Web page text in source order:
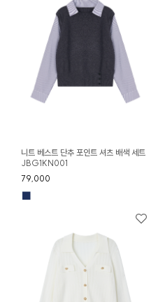
니트 베스트 단추 포인트 셔츠 배색 세트
JBG1KN001
79,000
■